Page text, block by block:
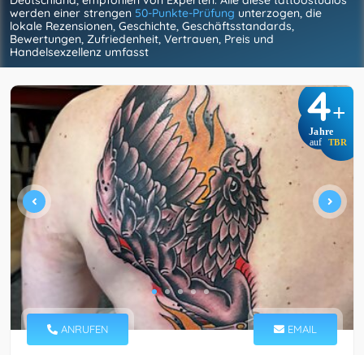
werden einer strengen 50-Punkte-Prüfung unterzogen, die
lokale Rezensionen, Geschichte, Geschäftsstandards,
Bewertungen, Zufriedenheit, Vertrauen, Preis und
Handelsexzellenz umfasst
4+
Jahre
auf TBR
ANRUFEN EMAIL